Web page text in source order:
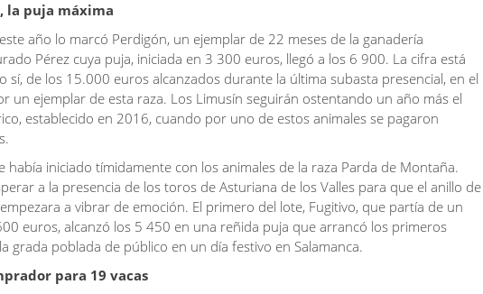
la puja máxima
año lo marcó Perdigón, un ejemplar de 22 meses de la ganadería
Pérez cuya puja, iniciada en 3 300 euros, llegó a los 6 900. La cifra está
sí, de los 15.000 euros alcanzados durante la última subasta presencial, en el
un ejemplar de esta raza. Los Limusín seguirán ostentando un año más el
establecido en 2016, cuando por uno de estos animales se pagaron
había iniciado tímidamente con los animales de la raza Parda de Montaña.
a la presencia de los toros de Asturiana de los Valles para que el anillo de
a vibrar de emoción. El primero del lote, Fugitivo, que partía de un
euros, alcanzó los 5 450 en una reñida puja que arrancó los primeros
grada poblada de público en un día festivo en Salamanca.
para 19 vacas